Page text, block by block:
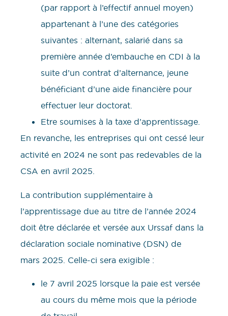
(par rapport à l’effectif annuel moyen)
appartenant à l’une des catégories
suivantes : alternant, salarié dans sa
première année d’embauche en CDI à la
suite d’un contrat d’alternance, jeune
bénéficiant d’une aide financière pour
effectuer leur doctorat.
Etre soumises à la taxe d’apprentissage.
En revanche, les entreprises qui ont cessé leur
activité en 2024 ne sont pas redevables de la
CSA en avril 2025.
La contribution supplémentaire à
l’apprentissage due au titre de l’année 2024
doit être déclarée et versée aux Urssaf dans la
déclaration sociale nominative (DSN) de
mars 2025. Celle-ci sera exigible :
le 7 avril 2025 lorsque la paie est versée
au cours du même mois que la période